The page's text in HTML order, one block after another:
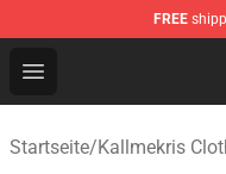
FREE
Open menu
KallMeKris Store -
Startseite/Kallmekris